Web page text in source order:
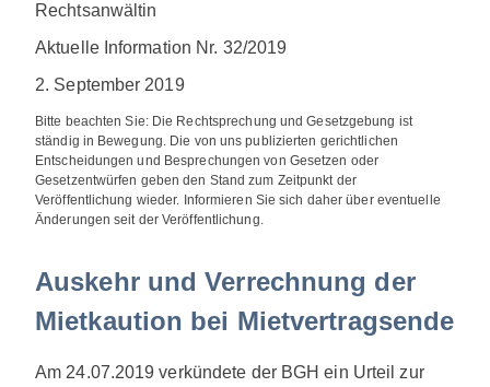
Rechtsanwältin
Aktuelle Information Nr. 32/2019
2. September 2019
Bitte beachten Sie: Die Rechtsprechung und Gesetzgebung ist
ständig in Bewegung. Die von uns publizierten gerichtlichen
Entscheidungen und Besprechungen von Gesetzen oder
Gesetzentwürfen geben den Stand zum Zeitpunkt der
Veröffentlichung wieder. Informieren Sie sich daher über eventuelle
Änderungen seit der Veröffentlichung.
Auskehr und Verrechnung der
Mietkaution bei Mietvertragsende
Am 24.07.2019 verkündete der BGH ein Urteil zur